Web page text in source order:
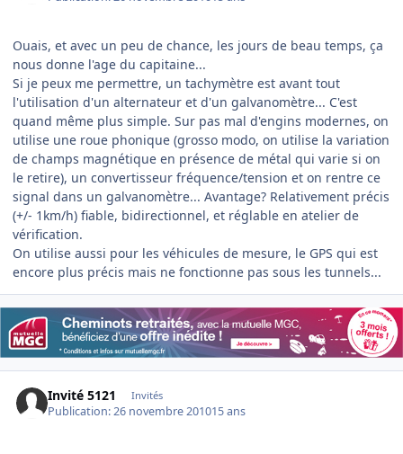
Ouais, et avec un peu de chance, les jours de beau temps, ça
nous donne l'age du capitaine...
Si je peux me permettre, un tachymètre est avant tout
l'utilisation d'un alternateur et d'un galvanomètre... C'est
quand même plus simple. Sur pas mal d'engins modernes, on
utilise une roue phonique (grosso modo, on utilise la variation
de champs magnétique en présence de métal qui varie si on
le retire), un convertisseur fréquence/tension et on rentre ce
signal dans un galvanomètre... Avantage? Relativement précis
(+/- 1km/h) fiable, bidirectionnel, et réglable en atelier de
vérification.
On utilise aussi pour les véhicules de mesure, le GPS qui est
encore plus précis mais ne fonctionne pas sous les tunnels...
Invité 5121 Invités
Publication:26 novembre 201015 ans